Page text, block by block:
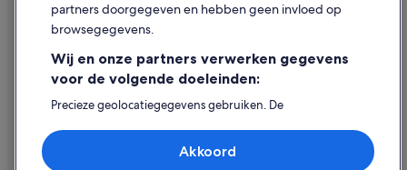
Particuliere vakantiehuizen in Sharm-el-Sheikh
Hotelresorts in Sharm-el-Sheikh
Appartementen in Marsa Matrouh
Particuliere vakantiehuizen in Cairo
Hotelresorts in El Quseir
Contact
Restitutieproces en tijdsbestek
Boek een vlucht met airlinetegoed
Internationale reisdocumenten
partners doorgegeven en hebben geen invloed op
browsegegevens.
Wij en onze partners verwerken gegevens
voor de volgende doeleinden:
Precieze geolocatiegegevens gebruiken. De
Informatie op een apparaat opslaan en/of openen.
Gepersonaliseerde advertenties en content, advertentie-
en contentmetingen, doelgroepenonderzoek en
Akkoord